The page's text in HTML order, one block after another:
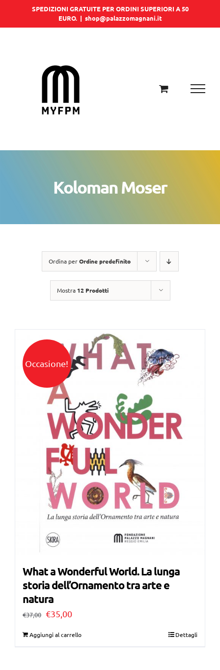
SPEDIZIONI GRATUITE PER ORDINI SUPERIORI A 50
EURO. | shop@palazzomagnani.it
Koloman Moser
Ordina perOrdine predefinito
Mostra 12 Prodotti
Occasione!
What a Wonderful World. La lunga
storia dell’Ornamento tra arte e
natura
€37,00 Il
€35,00Il
Aggiungi al carrello Dettagli